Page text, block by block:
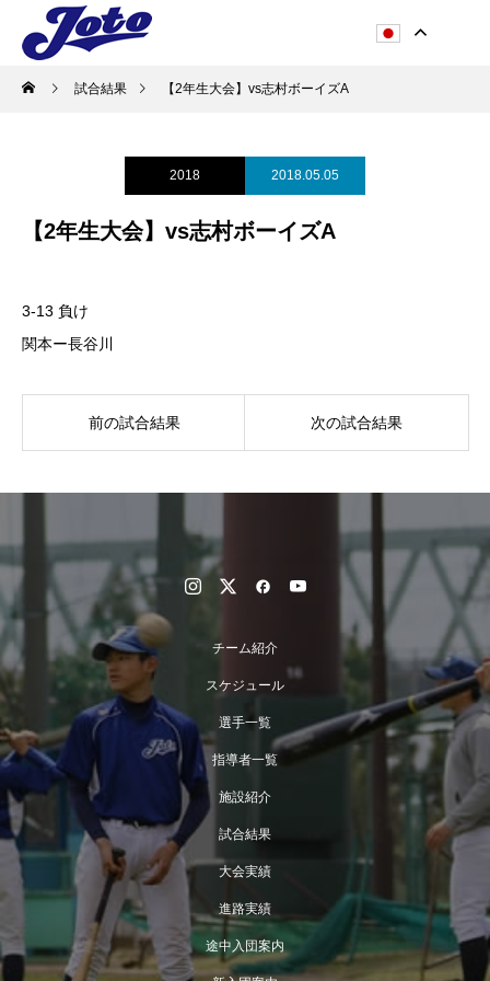
試合結果 【2年生大会】vs志村ボーイズA
2018 2018.05.05
【2年生大会】vs志村ボーイズA
3-13 負け
関本ー長谷川
前の試合結果 次の試合結果
チーム紹介
スケジュール
選手一覧
指導者一覧
施設紹介
試合結果
大会実績
進路実績
途中入団案内